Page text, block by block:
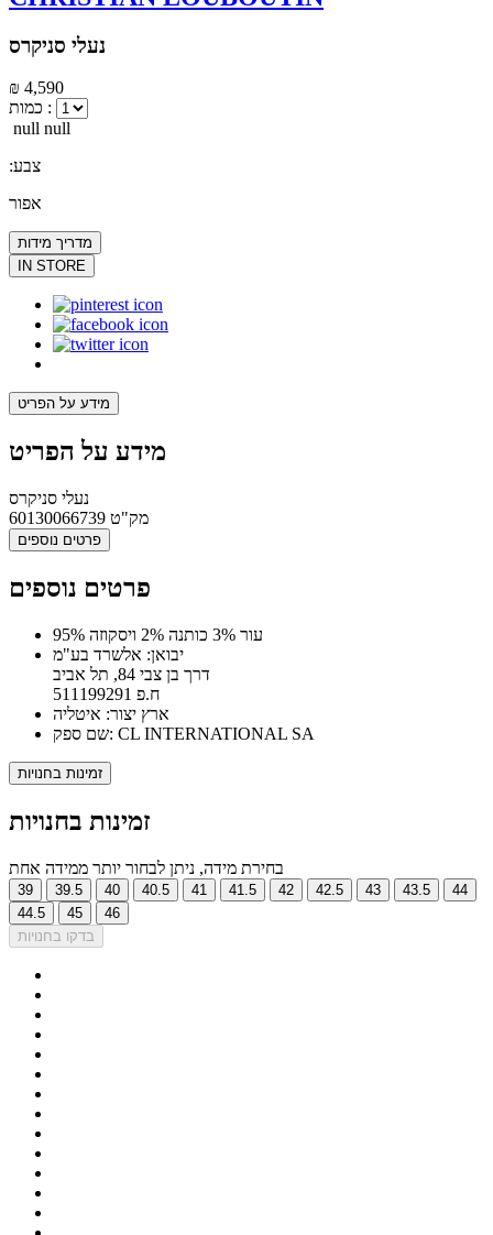
נעלי סניקרס
₪ 4,590
כמות :
null null
:צבע
אפור
מדריך מידות
IN STORE
מידע על הפריט
מידע על הפריט
נעלי סניקרס
מק"ט 60130066739
פרטים נוספים
פרטים נוספים
95% עור 3% כותנה 2% ויסקוזה
יבואן: אלשרד בע"מ
דרך בן צבי 84, תל אביב
ח.פ 511199291
ארץ יצור: איטליה
שם ספק: CL INTERNATIONAL SA
זמינות בחנויות
זמינות בחנויות
בחירת מידה, ניתן לבחור יותר ממידה אחת
39 39.5 40 40.5 41 41.5 42 42.5 43 43.5
44
44.5
45
46
בדקו בחנויות